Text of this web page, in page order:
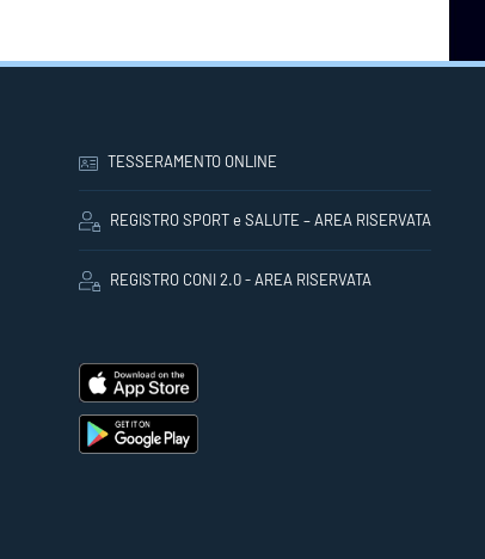
TESSERAMENTO ONLINE
REGISTRO SPORT e SALUTE – AREA RISERVATA
REGISTRO CONI 2.0 - AREA RISERVATA